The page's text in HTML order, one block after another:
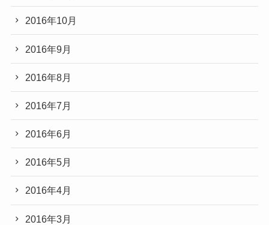
2016年10月
2016年9月
2016年8月
2016年7月
2016年6月
2016年5月
2016年4月
2016年3月